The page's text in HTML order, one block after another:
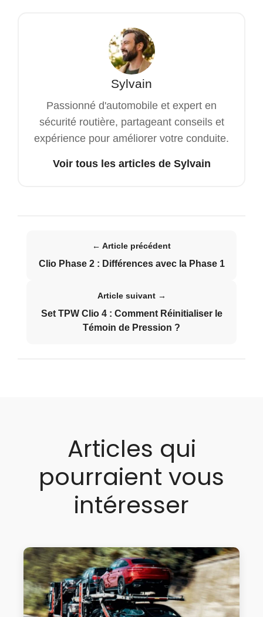
Sylvain
Passionné d'automobile et expert en
sécurité routière, partageant conseils et
expérience pour améliorer votre conduite.
Voir tous les articles de Sylvain
← Article précédent
Clio Phase 2 : Différences avec la Phase 1
Article suivant →
Set TPW Clio 4 : Comment Réinitialiser le
Témoin de Pression ?
Articles qui
pourraient vous
intéresser